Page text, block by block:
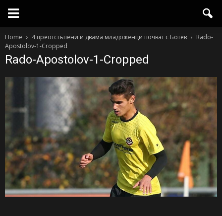
Home 4 преотстъпени и двама младоженци почват с Ботев
Rado-
Apostolov-1-Cropped
Rado-Apostolov-1-Cropped